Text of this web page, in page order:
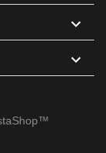

